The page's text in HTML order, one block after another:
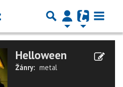
Helloween
Žánry: metal